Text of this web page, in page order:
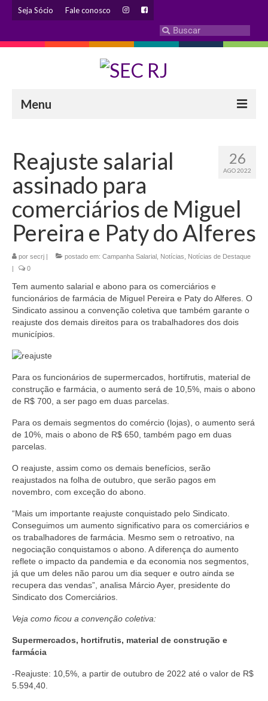
Seja Sócio Fale conosco
Menu
Eleição 2024 – Comissão Eleitoral
Histórico
Diretoria
Estatuto
Atendimentos
Coletivo Margaridas
Coletivo de Igualdade Racial
DENÚNCIAS
SERVIÇOS
Acordos e convenções
Cadastro de empresa
Homologações
Declarações
Aplicativo Comerciários RJ
Acordo de Feriado para Empresas
CIPA
BENEFÍCIOS
Refeitórios
26
AGO 2022
Reajuste salarial
assinado para
comerciários de Miguel
Pereira e Paty do Alferes
por secrj | postado em: Campanha Salarial Notícias
Notícias de Destaque
|
0
Tem aumento salarial e abono para os comerciários e
funcionários de farmácia de Miguel Pereira e Paty do Alferes. O
Sindicato assinou a convenção coletiva que também garante o
reajuste dos demais direitos para os trabalhadores dos dois
municípios.
Para os funcionários de supermercados, hortifrutis, material de
construção e farmácia, o aumento será de 10,5%, mais o abono
de R$ 700, a ser pago em duas parcelas.
Para os demais segmentos do comércio (lojas), o aumento será
de 10%, mais o abono de R$ 650, também pago em duas
parcelas.
O reajuste, assim como os demais benefícios, serão
reajustados na folha de outubro, que serão pagos em
novembro, com exceção do abono.
“Mais um importante reajuste conquistado pelo Sindicato.
Conseguimos um aumento significativo para os comerciários e
os trabalhadores de farmácia. Mesmo sem o retroativo, na
negociação conquistamos o abono. A diferença do aumento
reflete o impacto da pandemia e da economia nos segmentos,
já que um deles não parou um dia sequer e outro ainda se
recupera das vendas”, analisa Márcio Ayer, presidente do
Sindicato dos Comerciários.
Veja como ficou a convenção coletiva:
Supermercados, hortifrutis, material de construção e
farmácia
-Reajuste: 10,5%, a partir de outubro de 2022 até o valor de R$
5.594,40.